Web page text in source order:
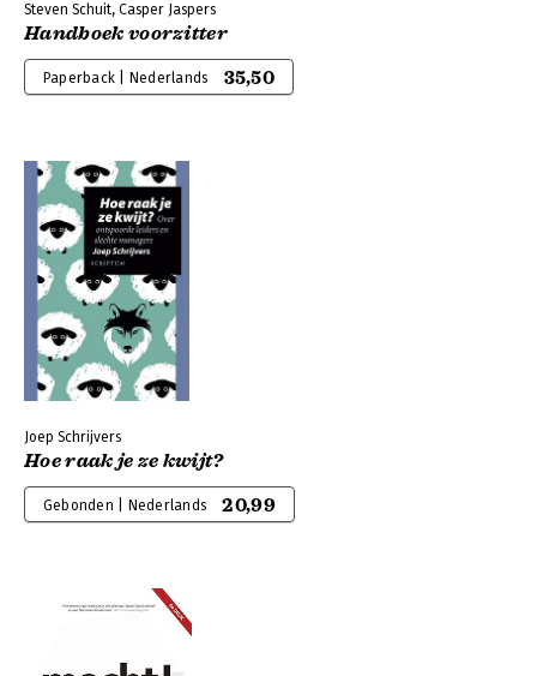
Steven Schuit, Casper Jaspers
Handboek voorzitter
Paperback | Nederlands 35,50
Joep Schrijvers
Hoe raak je ze kwijt?
Gebonden | Nederlands 20,99